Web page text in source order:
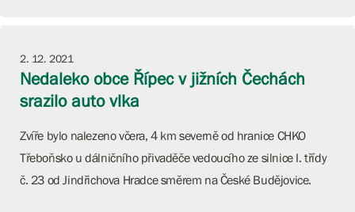
2. 12. 2021
Nedaleko obce Řípec v jižních Čechách
srazilo auto vlka
Zvíře bylo nalezeno včera, 4 km severně od hranice CHKO
Třeboňsko u dálničního přivaděče vedoucího ze silnice I. třídy
č. 23 od Jindřichova Hradce směrem na České Budějovice.